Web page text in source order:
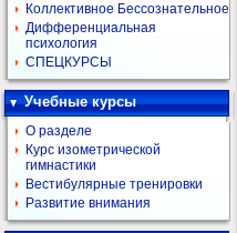
Коллективное Бессознательное
Дифференциальная
психология
СПЕЦКУРСЫ
Учебные курсы
О разделе
Курс изометрической
гимнастики
Вестибулярные тренировки
Развитие внимания